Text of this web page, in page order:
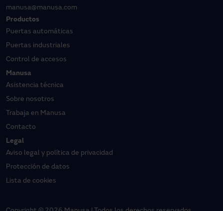
manusa@manusa.com
Productos
Puertas automáticas
Puertas industriales
Control de accesos
Manusa
Asistencia técnica
Sobre nosotros
Trabaja en Manusa
Contacto
Legal
Aviso legal y política de privacidad
Protección de datos
Lista de cookies